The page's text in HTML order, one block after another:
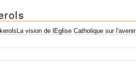
vision de lEglise Catholique sur